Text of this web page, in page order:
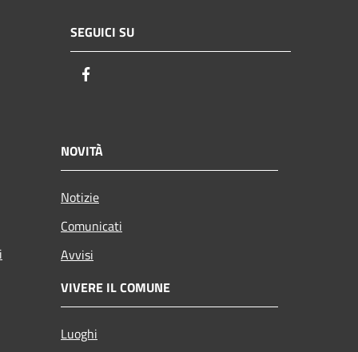
SEGUICI SU
NOVITÀ
Notizie
Comunicati
Avvisi
VIVERE IL COMUNE
Luoghi